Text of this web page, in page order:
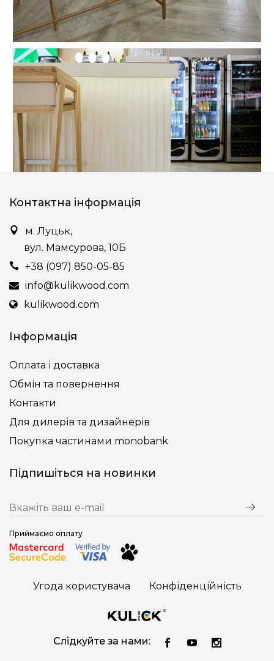
Контактна інформація
м. Луцьк,
вул. Мамсурова, 10Б
+38 (097) 850-05-85
info@kulikwood.com
kulikwood.com
Інформація
Оплата і доставка
Обмін та повернення
Контакти
Для дилерів та дизайнерів
Покупка частинами monobank
Підпишіться на новинки
Приймаємо оплату
Угода користувача Конфіденційність
Слідкуйте за нами: